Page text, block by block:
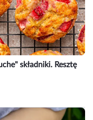
składniki. Resztę